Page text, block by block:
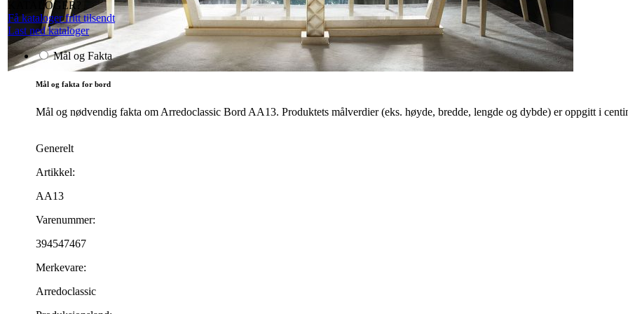
KATALOGER?
Få kataloger fritt tilsendt
Last ned kataloger
Mål og Fakta
Mål og fakta for bord
Mål og nødvendig fakta om Arredoclassic Bord AA13. Produktets målverdier (eks. høyde, bredde, lengde og dybde) er oppgitt i
Generelt
Artikkel:
AA13
Varenummer:
394547467
Merkevare:
Arredoclassic